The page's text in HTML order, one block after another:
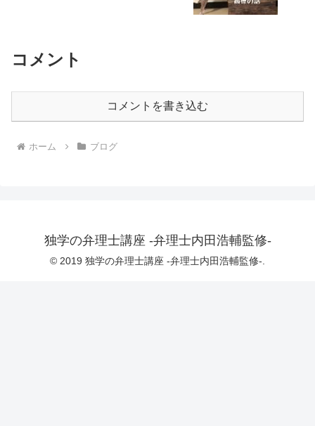
コメント
コメントを書き込む
ホーム ブログ
独学の弁理士講座 -弁理士内田浩輔監修-
© 2019 独学の弁理士講座 -弁理士内田浩輔監修-.